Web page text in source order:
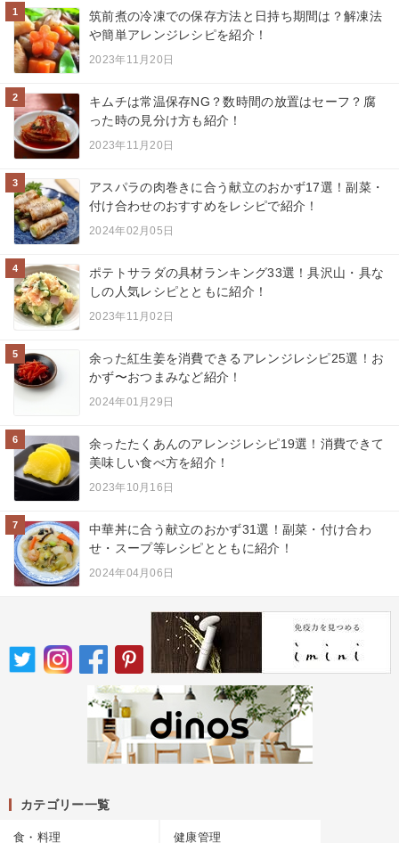
1
筑前煮の冷凍での保存方法と日持ち期間は？解凍法
や簡単アレンジレシピを紹介！
2023年11月20日
2
キムチは常温保存NG？数時間の放置はセーフ？腐
った時の見分け方も紹介！
2023年11月20日
3
アスパラの肉巻きに合う献立のおかず17選！副菜・
付け合わせのおすすめをレシピで紹介！
2024年02月05日
4
ポテトサラダの具材ランキング33選！具沢山・具な
しの人気レシピとともに紹介！
2023年11月02日
5
余った紅生姜を消費できるアレンジレシピ25選！お
かず〜おつまみなど紹介！
2024年01月29日
6
余ったたくあんのアレンジレシピ19選！消費できて
美味しい食べ方を紹介！
2023年10月16日
7
中華丼に合う献立のおかず31選！副菜・付け合わ
せ・スープ等レシピとともに紹介！
2024年04月06日
カテゴリー一覧
食・料理 健康管理